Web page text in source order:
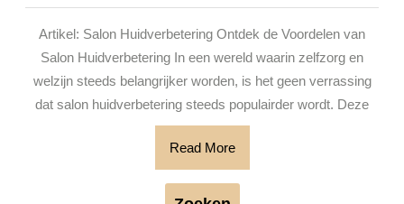
van
Artikel: Salon Huidverbetering Ontdek de Voordelen van
Salon Huidverbetering In een wereld waarin zelfzorg en
welzijn steeds belangrijker worden, is het geen verrassing
dat salon huidverbetering steeds populairder wordt. Deze
Read MoreRead
More